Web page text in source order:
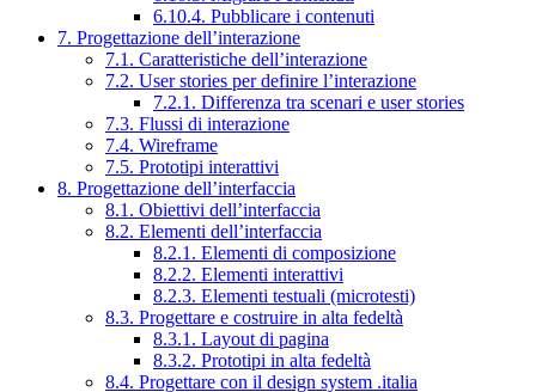
6.10.4. Pubblicare i contenuti
7. Progettazione dell’interazione
7.1. Caratteristiche dell’interazione
7.2. User stories per definire l’interazione
7.2.1. Differenza tra scenari e user stories
7.3. Flussi di interazione
7.4. Wireframe
7.5. Prototipi interattivi
8. Progettazione dell’interfaccia
8.1. Obiettivi dell’interfaccia
8.2. Elementi dell’interfaccia
8.2.1. Elementi di composizione
8.2.2. Elementi interattivi
8.2.3. Elementi testuali (microtesti)
8.3. Progettare e costruire in alta fedeltà
8.3.1. Layout di pagina
8.3.2. Prototipi in alta fedeltà
8.4. Progettare con il design system .italia